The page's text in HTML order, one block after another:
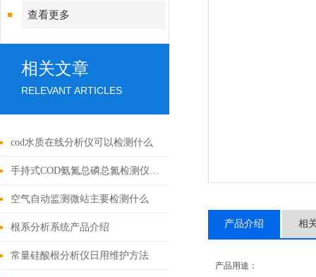
查看更多
相关文章
RELEVANT ARTICLES
cod水质在线分析仪可以检测什么
手持式COD氨氮总磷总氮检测仪的主要用途
空气自动监测微站主要检测什么
根系分析系统产品介绍
常量硅酸根分析仪日用维护方法
产品介绍 相
产品用途：